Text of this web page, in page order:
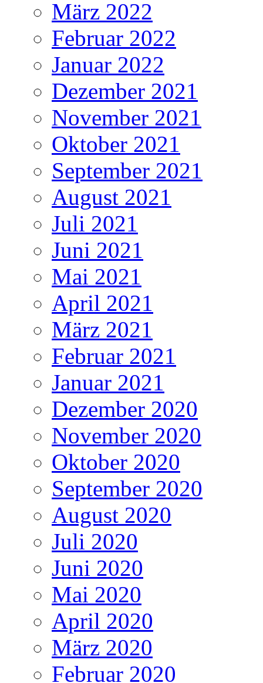
März 2022
Februar 2022
Januar 2022
Dezember 2021
November 2021
Oktober 2021
September 2021
August 2021
Juli 2021
Juni 2021
Mai 2021
April 2021
März 2021
Februar 2021
Januar 2021
Dezember 2020
November 2020
Oktober 2020
September 2020
August 2020
Juli 2020
Juni 2020
Mai 2020
April 2020
März 2020
Februar 2020